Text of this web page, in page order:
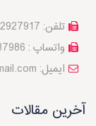
تلفن: 22927917-021
واتساپ : 5037986-0990
a2zelearn [at] Gmail.com :ایمیل
آخرین مقالات